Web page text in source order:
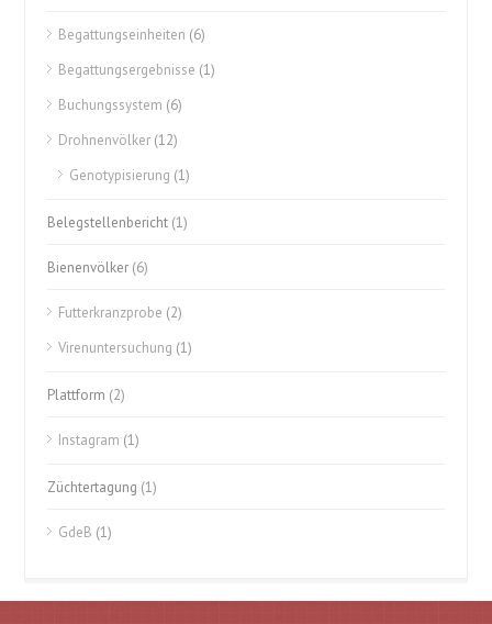
Begattungseinheiten (6)
Begattungsergebnisse (1)
Buchungssystem (6)
Drohnenvölker (12)
Genotypisierung (1)
Belegstellenbericht (1)
Bienenvölker (6)
Futterkranzprobe (2)
Virenuntersuchung (1)
Plattform (2)
Instagram (1)
Züchtertagung (1)
GdeB (1)